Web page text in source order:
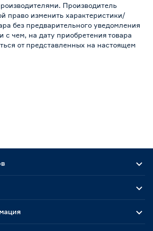
Производитель
право изменить характеристики/
без предварительного уведомления
с чем, на дату приобретения товара
от представленных на настоящем